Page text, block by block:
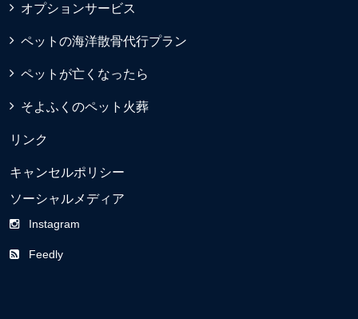
オプションサービス
ペットの海洋散骨代行プラン
ペットが亡くなったら
そよふくのペット火葬
リンク
キャンセルポリシー
ソーシャルメディア
Instagram
Feedly